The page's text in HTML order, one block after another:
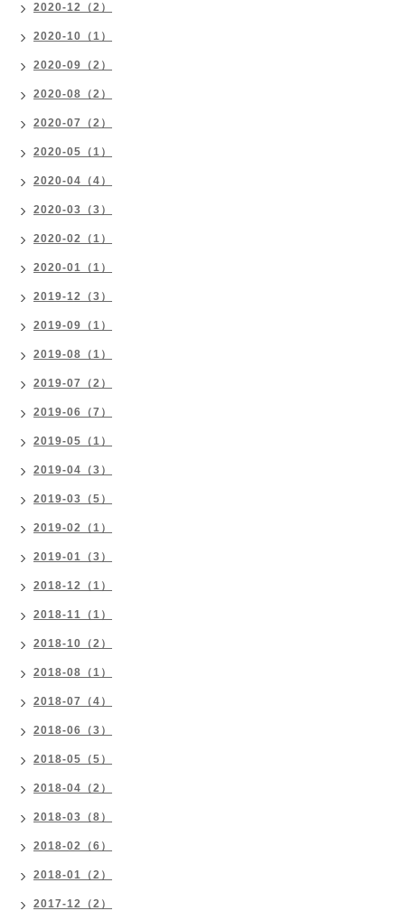
2020-12（2）
2020-10（1）
2020-09（2）
2020-08（2）
2020-07（2）
2020-05（1）
2020-04（4）
2020-03（3）
2020-02（1）
2020-01（1）
2019-12（3）
2019-09（1）
2019-08（1）
2019-07（2）
2019-06（7）
2019-05（1）
2019-04（3）
2019-03（5）
2019-02（1）
2019-01（3）
2018-12（1）
2018-11（1）
2018-10（2）
2018-08（1）
2018-07（4）
2018-06（3）
2018-05（5）
2018-04（2）
2018-03（8）
2018-02（6）
2018-01（2）
2017-12（2）